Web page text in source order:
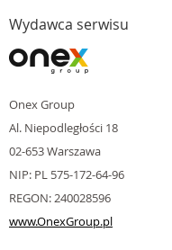
Wydawca serwisu
Onex Group
Al. Niepodległości 18
02-653 Warszawa
NIP: PL 575-172-64-96
REGON: 240028596
www.OnexGroup.pl